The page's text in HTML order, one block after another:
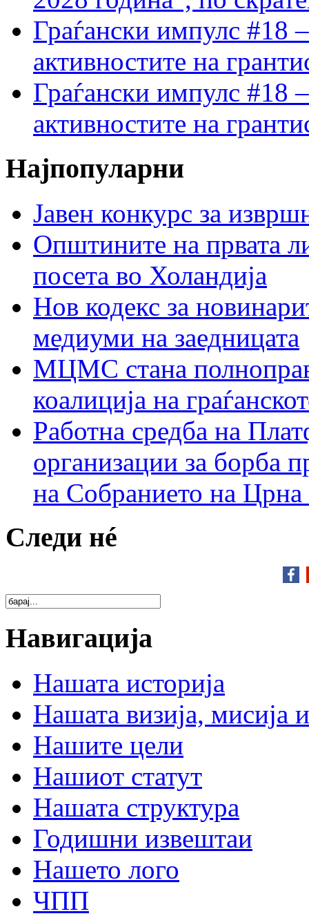
Граѓански импулс #18
активностите на
Граѓански импулс #18
активностите на
Најпопуларни
Јавен конкурс за
Општините на првата
посета во Холандија
Нов кодекс за
медиуми на заедницата
МЦМС стана
коалиција на
Работна средба на
организации за борба
на Собранието на Црна
Следи нé
Навигација
Нашата историја
Нашата визија, мисија и
Нашите цели
Нашиот статут
Нашата структура
Годишни извештаи
Нашето лого
ЧПП